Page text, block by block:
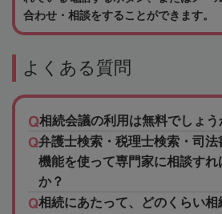
合わせ・相談をすることができます。
よくある質問
相続会議の利用は無料でしょう
弁護士検索・税理士検索・司
機能を使って専門家に相談すれ
か？
相続にあたって、どのくらい相